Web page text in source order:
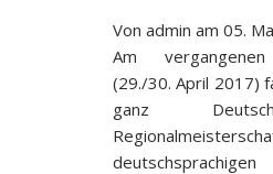
Von admin am 05.
Am
(29./30. April 2017)
ganz